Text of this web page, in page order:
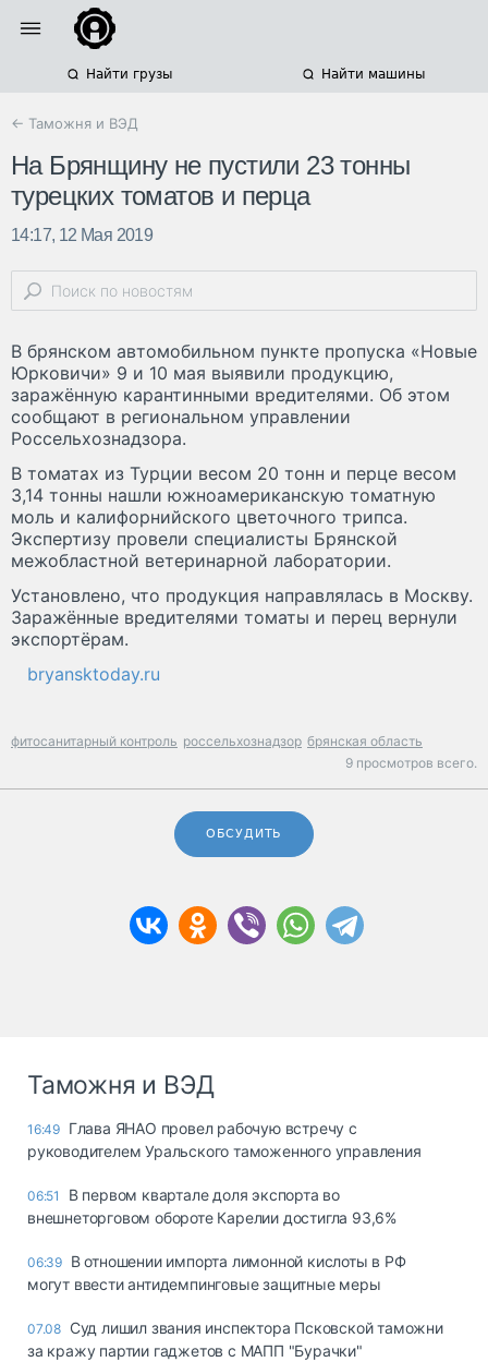
Найти грузы Найти машины
← Таможня и ВЭД
На Брянщину не пустили 23 тонны
турецких томатов и перца
14:17, 12 Мая 2019
В брянском автомобильном пункте пропуска «Новые
Юрковичи» 9 и 10 мая выявили продукцию,
заражённую карантинными вредителями. Об этом
сообщают в региональном управлении
Россельхознадзора.
В томатах из Турции весом 20 тонн и перце весом
3,14 тонны нашли южноамериканскую томатную
моль и калифорнийского цветочного трипса.
Экспертизу провели специалисты Брянской
межобластной ветеринарной лаборатории.
Установлено, что продукция направлялась в Москву.
Заражённые вредителями томаты и перец вернули
экспортёрам.
bryansktoday.ru
фитосанитарный контроль россельхознадзор брянская область
9 просмотров всего.
ОБСУДИТЬ
Таможня и ВЭД
16:49 Глава ЯНАО провел рабочую встречу с
руководителем Уральского таможенного управления
06:51
В первом квартале доля экспорта во
внешнеторговом обороте Карелии достигла 93,6%
06:39 В отношении импорта лимонной кислоты в РФ
могут ввести антидемпинговые защитные меры
07.08 Суд лишил звания инспектора Псковской таможни
за кражу партии гаджетов с МАПП "Бурачки"